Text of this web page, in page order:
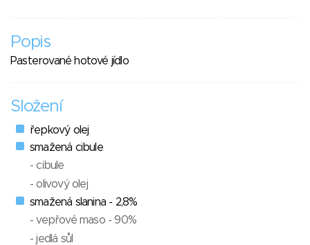
Popis
Pasterované hotové jídlo
Složení
řepkový olej
smažená cibule
- cibule
- olivový olej
smažená slanina - 2,8%
- vepřové maso - 90%
- jedlá sůl